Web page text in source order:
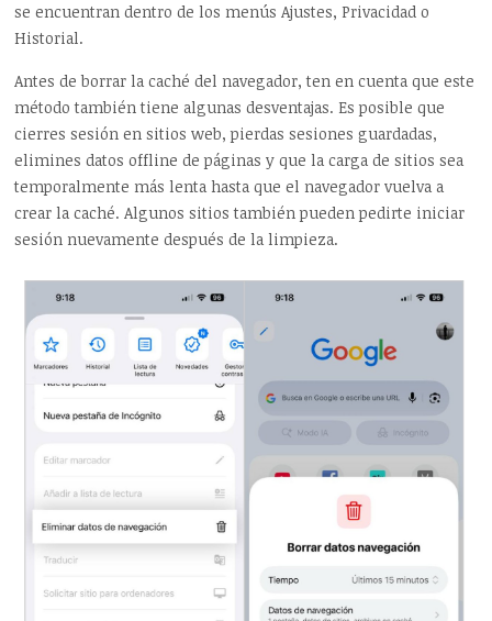
se encuentran dentro de los menús Ajustes, Privacidad o
Historial.
Antes de borrar la caché del navegador, ten en cuenta que este
método también tiene algunas desventajas. Es posible que
cierres sesión en sitios web, pierdas sesiones guardadas,
elimines datos offline de páginas y que la carga de sitios sea
temporalmente más lenta hasta que el navegador vuelva a
crear la caché. Algunos sitios también pueden pedirte iniciar
sesión nuevamente después de la limpieza.